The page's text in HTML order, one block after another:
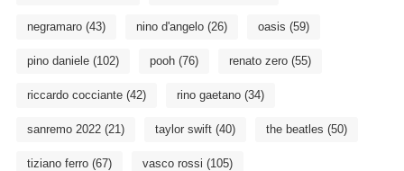
negramaro(43) nino d'angelo(26) oasis (59)
pino daniele(102) pooh(76) renato zero(55)
riccardo cocciante(42) rino gaetano(34)
sanremo 2022(21) taylor swift(40) the beatles (50)
tiziano ferro(67) vasco rossi (105)